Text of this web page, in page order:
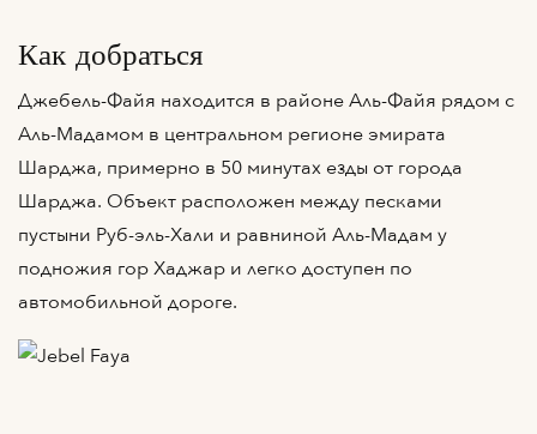
Как добраться
Джебель-Файя находится в районе Аль-Файя рядом с
Аль-Мадамом в центральном регионе эмирата
Шарджа, примерно в 50 минутах езды от города
Шарджа. Объект расположен между песками
пустыни Руб-эль-Хали и равниной Аль-Мадам у
подножия гор Хаджар и легко доступен по
автомобильной дороге.